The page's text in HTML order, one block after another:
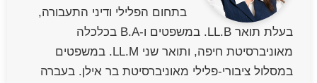
בתחום הפלילי ודיני התעבורה,
בעלת תואר LL.B. במשפטים ו-B.A בכלכלה
מאוניברסיטת חיפה, ותואר שני LL.M. במשפטים
במסלול ציבורי-פלילי מאוניברסיטת בר אילן. בעברה